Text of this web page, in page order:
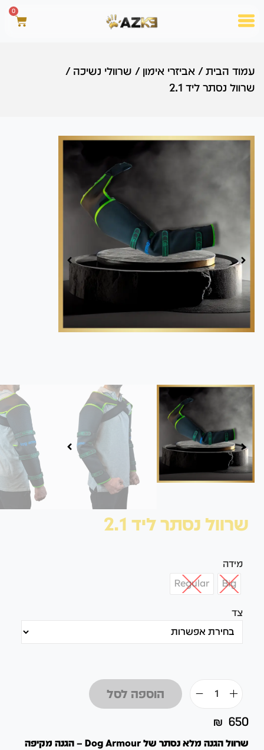
0
עמוד הבית / אביזרי אימון / שרוולי נשיכה /
שרוול נסתר ליד 2.1
שרוול נסתר ליד 2.1
מידה
Big
Regular
צד
הוספה לסל
₪ 650
שרוול הגנה מלא נסתר של Dog Armour – הגנה מקיפה